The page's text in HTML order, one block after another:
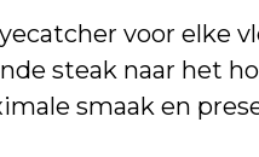
voor elke
steak naar het
smaak en